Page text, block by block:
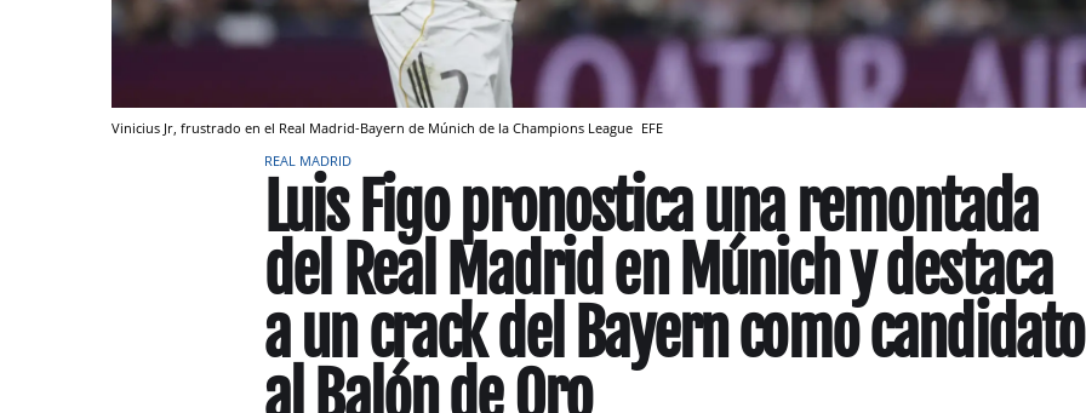
Vinicius Jr, frustrado en el Real Madrid-Bayern de Múnich de la Champions League EFE
REAL MADRID
Luis Figo pronostica una remontada
del Real Madrid en Múnich y destaca
a un crack del Bayern como candidato
al Balón de Oro